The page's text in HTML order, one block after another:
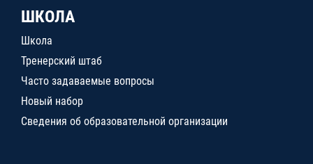
ШКОЛА
Школа
Тренерский штаб
Часто задаваемые вопросы
Новый набор
Сведения об образовательной организации